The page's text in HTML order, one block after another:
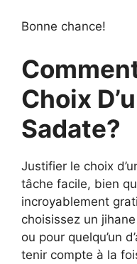
Bonne chance!
Choix
Sadate?
Justifier le choix
tâche facile, bien
incroyablement
choisissez un
ou pour quelqu’un
tenir compte à la